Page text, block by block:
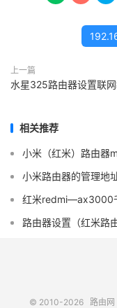
上一篇
水星325路由器设置联
相关推荐
小米（红米）路由器
小米路由器的管理地
红米redmi—ax3000
路由器设置（红米路
© 2010-2026 路由网